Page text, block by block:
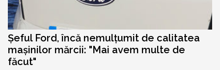
Șeful Ford, încă nemulțumit de calitatea
mașinilor mărcii: "Mai avem multe de
făcut"